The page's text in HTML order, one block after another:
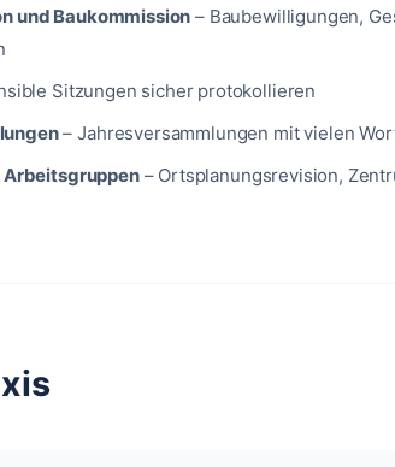
und Baukommission – Baubewilligungen,
Sitzungen sicher protokollieren
–Jahresversammlungen mit vielen
– Ortsplanungsrevision,